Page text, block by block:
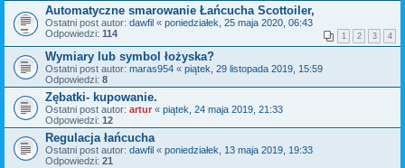
Automatyczne smarowanie Łańcucha Scottoiler,
Ostatni post autor: dawfil « poniedziałek, 25 maja 2020, 06:43
Odpowiedzi: 114 1 2 3 4
Wymiary lub symbol łożyska?
Ostatni post autor: maras954 « piątek, 29 listopada 2019, 15:59
Odpowiedzi: 8
Zębatki- kupowanie.
Ostatni post autor: artur « piątek, 24 maja 2019, 21:33
Odpowiedzi: 12
Regulacja łańcucha
Ostatni post autor: dawfil « poniedziałek, 13 maja 2019, 19:33
Odpowiedzi: 21